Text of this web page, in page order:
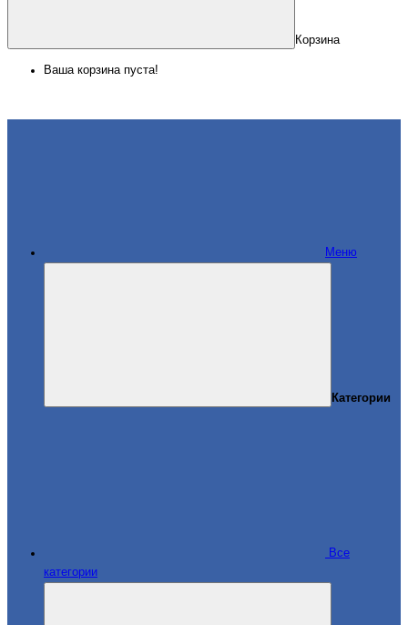
Корзина
Ваша корзина пуста!
Меню
Категории
Все
категории